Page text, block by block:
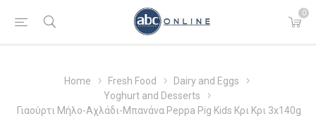
0
Home Fresh Food
Dairy and Eggs
Yoghurt and Desserts
Γιαούρτι Μήλο-Αχλάδι-Μπανάνα Peppa Pig Kids Κρι Κρι 3x140g